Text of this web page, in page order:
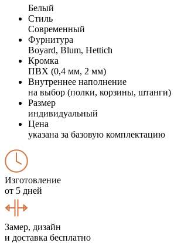
Белый
Стиль
Современный
Фурнитура
Boyard, Blum, Hettich
Кромка
ПВХ (0,4 мм, 2 мм)
Внутреннее наполнение
на выбор (полки, корзины, штанги)
Размер
индивидуальный
Цена
указана за базовую комплектацию
Изготовление
от 5 дней
Замер, дизайн
и доставка бесплатно